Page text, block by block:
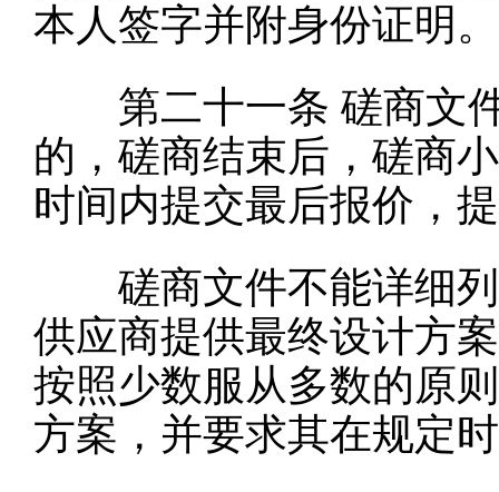
本人签字并附身份证明。
第二十一条 磋商文
的，磋商结束后，磋商
时间内提交最后报价，
磋商文件不能详细列
供应商提供最终设计方
按照少数服从多数的原
方案，并要求其在规定